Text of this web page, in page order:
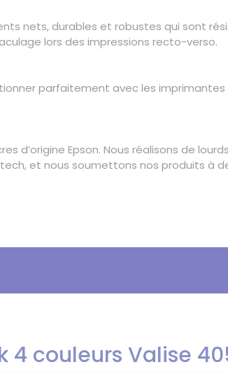
nets, durables et robustes qui sont
lors des impressions recto-verso.
parfaitement avec les imprimantes
d’origine Epson. Nous réalisons de
et nous soumettons nos produits à
4 couleurs Valise